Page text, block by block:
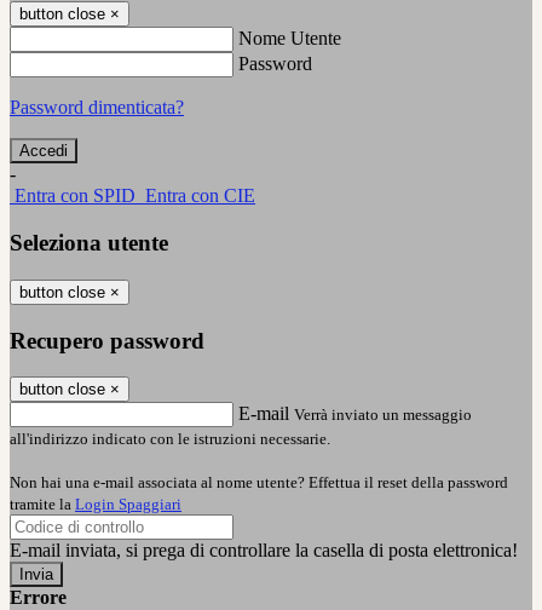
button close ×
Nome Utente
Password
Password dimenticata?
-
Entra con SPID Entra con CIE
Seleziona utente
button close ×
Recupero password
button close ×
E-mail Verrà inviato un messaggio
all'indirizzo indicato con le istruzioni necessarie.
Non hai una e-mail associata al nome utente? Effettua il reset della password
tramite la Login Spaggiari
E-mail inviata, si prega di controllare la casella di posta elettronica!
Errore